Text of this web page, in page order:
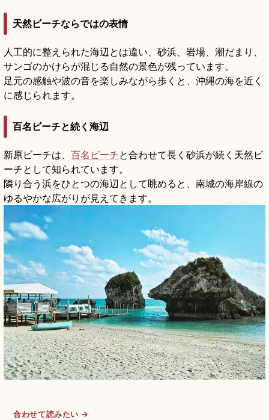
天然ビーチならではの表情
人工的に整えられた海辺とは違い、砂浜、岩場、潮だまり、
サンゴのかけらが混じる自然の景色が残っています。
足元の感触や波の音を楽しみながら歩くと、沖縄の海を近く
に感じられます。
百名ビーチと続く海辺
新原ビーチは、 百名ビーチと合わせて長く砂浜が続く天然ビ
ーチとして知られています。
隣り合う浜をひとつの海辺として眺めると、南城の海岸線の
ゆるやかな広がりが見えてきます。
合わせて読みたい →